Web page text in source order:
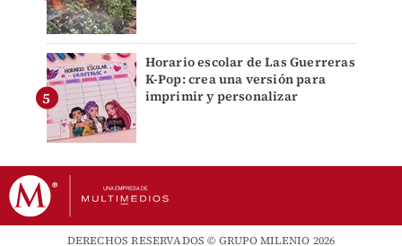
Horario escolar de Las Guerreras
K-Pop: crea una versión para
imprimir y personalizar
DERECHOS RESERVADOS © GRUPO MILENIO 2026